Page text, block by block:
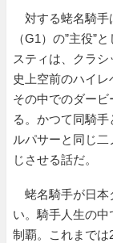
対する蛯名騎手
（G1）の”主役”
スティは、クラシ
史上空前のハイレ
その中でのダー
る。かつて同騎
ルパサーと同じ
じさせる話だ。
蛯名騎手が日本
い。騎手人生の
制覇。これまで